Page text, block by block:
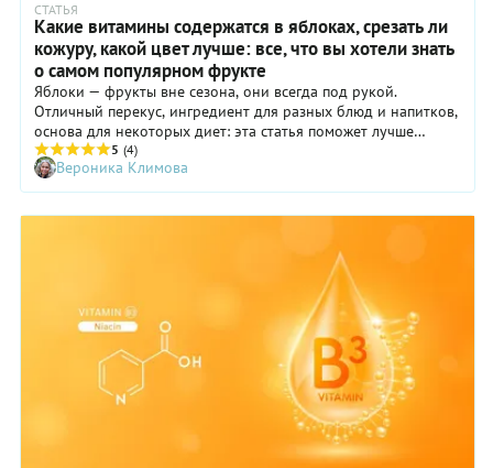
СТАТЬЯ
Какие витамины содержатся в яблоках, срезать ли
кожуру, какой цвет лучше: все, что вы хотели знать
о самом популярном фрукте
Яблоки — фрукты вне сезона, они всегда под рукой.
Отличный перекус, ингредиент для разных блюд и напитков,
основа для некоторых диет: эта статья поможет лучше
ориентироваться в мире яблок и употреблять их с
максимальной пользой для здоровья.
5 (4)
Вероника Климова